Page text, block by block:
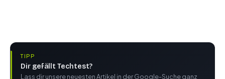
TIPP
Dir gefällt Techtest?
Lass dir unsere neuesten Artikel in der Google-Suche ganz